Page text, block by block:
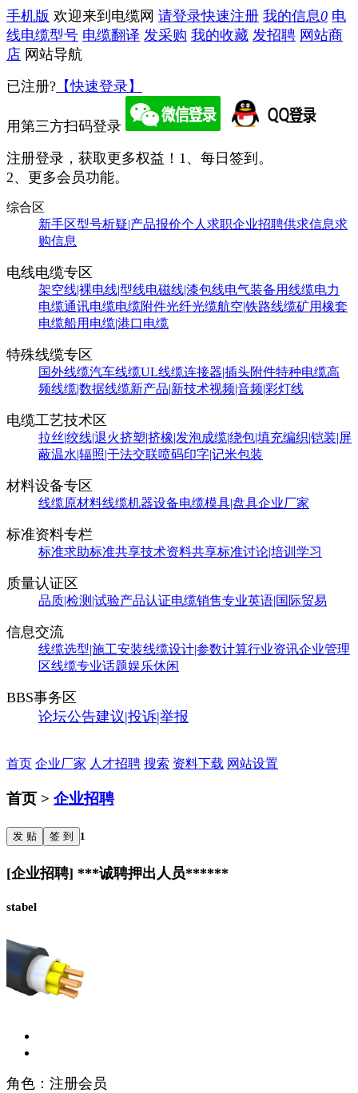
手机版 欢迎来到电缆网 请登录快速注册 我的信息0 电
线电缆型号 电缆翻译 发采购 我的收藏 发招聘 网站商
店 网站导航
已注册? 【快速登录】
用第三方扫码登录
注册登录，获取更多权益！ 1、每日签到。
2、更多会员功能。
综合区
新手区型号析疑|产品报价个人求职企业招聘供求信息求
购信息
电线电缆专区
架空线|裸电线|型线电磁线|漆包线电气装备用线缆电力
电缆通讯电缆电缆附件光纤光缆航空|铁路线缆矿用橡套
电缆船用电缆|港口电缆
特殊线缆专区
国外线缆汽车线缆UL线缆连接器|插头附件特种电缆高
频线缆|数据线缆新产品|新技术视频|音频|彩灯线
电缆工艺技术区
拉丝|绞线|退火挤塑|挤橡|发泡成缆|绕包|填充编织|铠装|屏
蔽温水|辐照|干法交联喷码印字|记米包装
材料设备专区
线缆原材料线缆机器设备电缆模具|盘具企业厂家
标准资料专栏
标准求助标准共享技术资料共享标准讨论|培训学习
质量认证区
品质|检测|试验产品认证电缆销售专业英语|国际贸易
信息交流
线缆选型|施工安装线缆设计|参数计算行业资讯企业管理
区线缆专业话题娱乐休闲
BBS事务区
论坛公告建议|投诉|举报
首页 企业厂家 人才招聘 搜索 资料下载 网站设置
首页 > 企业招聘
发 贴 签 到 1
[企业招聘] ***诚聘押出人员******
stabel
角色：注册会员